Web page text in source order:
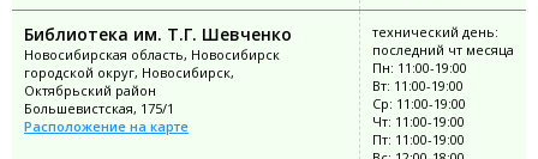
Библиотека им. Т.Г. Шевченко
Новосибирская область, Новосибирск
городской округ, Новосибирск,
Октябрьский район
Большевистская, 175/1
Расположение на карте
технический день:
последний чт месяца
Пн: 11:00-19:00
Вт: 11:00-19:00
Ср: 11:00-19:00
Чт: 11:00-19:00
Пт: 11:00-19:00